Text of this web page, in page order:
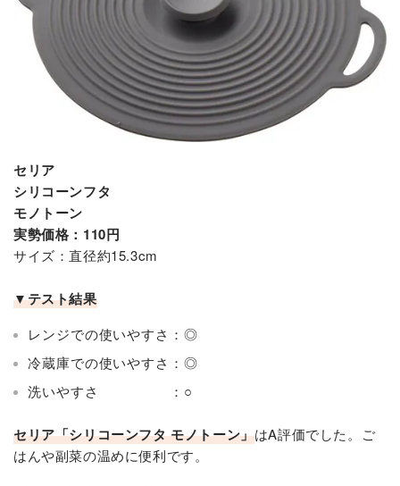
セリア
シリコーンフタ
モノトーン
実勢価格：110円
サイズ：直径約15.3cm
▼テスト結果
レンジでの使いやすさ：◎
冷蔵庫での使いやすさ：◎
洗いやすさ ：○
セリア「シリコーンフタ モノトーン」はA評価でした。ご
はんや副菜の温めに便利です。